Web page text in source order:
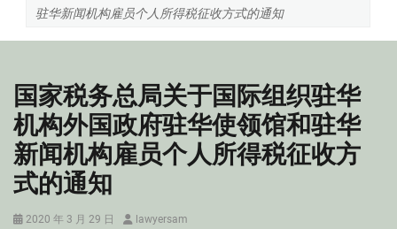
驻华新闻机构雇员个人所得税征收方式的通知
国家税务总局关于国际组织驻华
机构外国政府驻华使领馆和驻华
新闻机构雇员个人所得税征收方
式的通知
Posted
2020 年 3 月 29 日 Authorlawyersam